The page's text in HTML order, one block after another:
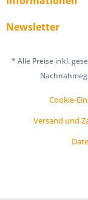
Newsletter
* Alle Preise inkl.
Cookie-
Versand und